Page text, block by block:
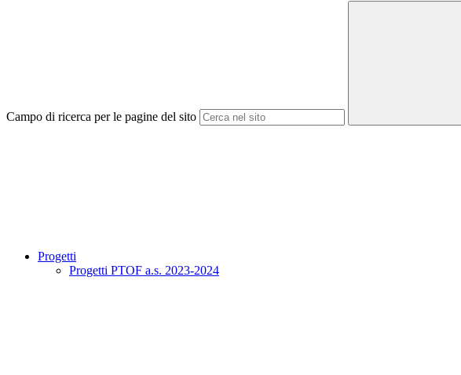
Campo di ricerca per le pagine del sito
Progetti
Progetti PTOF a.s. 2023-2024